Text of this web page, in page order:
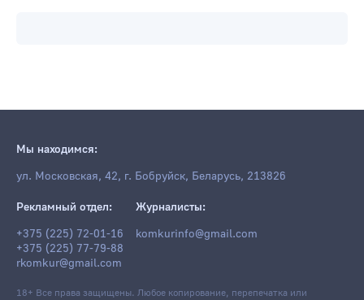
Мы находимся:
ул. Московская, 42, г. Бобруйск, Беларусь, 213826
Рекламный отдел:
+375 (225) 72-01-16
+375 (225) 77-79-88
rkomkur@gmail.com
Журналисты:
komkurinfo@gmail.com
18+ Все права защищены. Любое копирование, перепечатка или